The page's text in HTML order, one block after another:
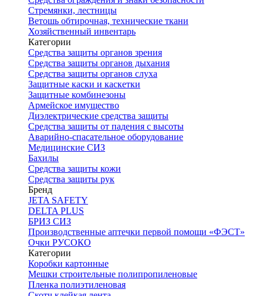
Стремянки, лестницы
Ветошь обтирочная, технические ткани
Хозяйственный инвентарь
Категории
Средства защиты органов зрения
Средства защиты органов дыхания
Средства защиты органов слуха
Защитные каски и каскетки
Защитные комбинезоны
Армейское имущество
Диэлектрические средства защиты
Средства защиты от падения с высоты
Аварийно-спасательное оборудование
Медицинские СИЗ
Бахилы
Средства защиты кожи
Средства защиты рук
Бренд
JETA SAFETY
DELTA PLUS
БРИЗ СИЗ
Производственные аптечки первой помощи «ФЭСТ»
Очки РУСОКО
Категории
Коробки картонные
Мешки строительные полипропиленовые
Пленка полиэтиленовая